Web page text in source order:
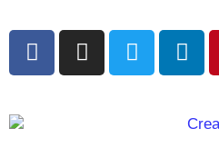
al
contenido
F
a
I
n
T
w
L
i
e